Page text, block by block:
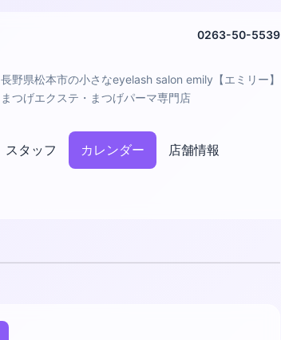
0263-50-5539
長野県松本市の小さなeyelash salon emily【エミリー】
まつげエクステ・まつげパーマ専門店
スタッフ カレンダー 店舗情報